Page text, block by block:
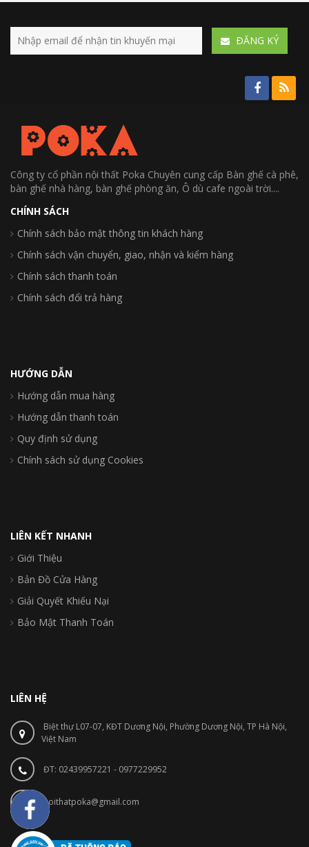
ÐĂNG KÝ
Công ty cổ phần nội thất Poka Chuyên cung cấp Bàn ghế cà phê,
bàn ghế nhà hàng, bàn ghế phòng ăn, Ô dù cafe ngoài trời....
CHÍNH SÁCH
Chính sách bảo mật thông tin khách hàng
Chính sách vận chuyển, giao, nhận và kiểm hàng
Chính sách thanh toán
Chính sách đổi trả hàng
HƯỚNG DẪN
Hướng dẫn mua hàng
Hướng dẫn thanh toán
Quy định sử dụng
Chính sách sử dụng Cookies
LIÊN KẾT NHANH
Giới Thiệu
Bản Đồ Cửa Hàng
Giải Quyết Khiếu Nại
Bảo Mật Thanh Toán
LIÊN HỆ
Biệt thự L07-07, KĐT Dương Nội, Phường Dương Nội, TP Hà Nội,
Việt Nam
ĐT: 02439957221 - 0977229952
noithatpoka@gmail.com